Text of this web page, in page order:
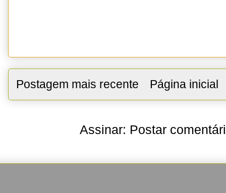
Postagem mais recente Página inicial
Assinar: Postar